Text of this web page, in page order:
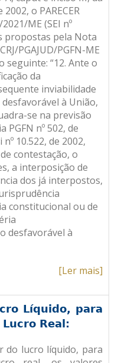
o PARECER
ME (SEI nº
propostas pela Nota
PGAJUD/PGFN-ME
seguinte: “12. Ante o
da
inviabilidade
à União,
se na previsão
PGFN nº 502, de
10.522, de 2002,
contestação, o
a interposição de
dos já interpostos,
constitucional ou de
desfavorável à
[Ler mais]
Líquido, para
Real:
do lucro líquido, para